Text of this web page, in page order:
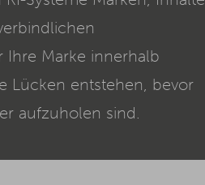
Ihre Marke innerhalb
Lücken entstehen, bevor
aufzuholen sind.